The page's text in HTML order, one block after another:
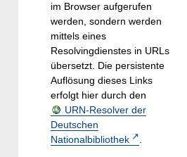
im Browser aufgerufen
werden, sondern werden
mittels eines
Resolvingdienstes in URLs
übersetzt. Die persistente
Auflösung dieses Links
erfolgt hier durch den
URN-Resolver der
Deutschen
Nationalbibliothek
.